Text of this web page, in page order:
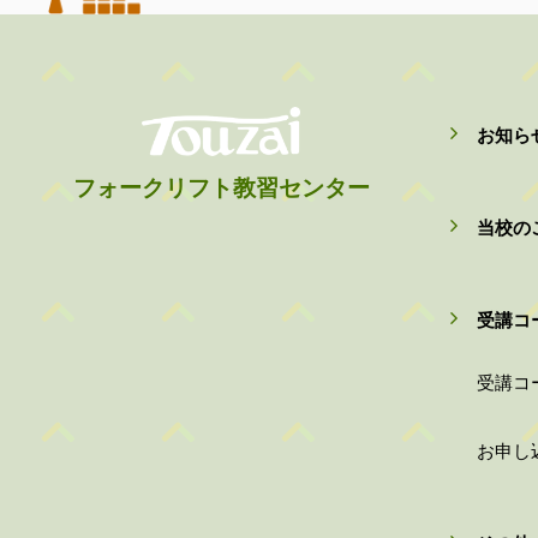
フォークリフト教習センター
お知ら
当校の
受講コ
受講コ
お申し